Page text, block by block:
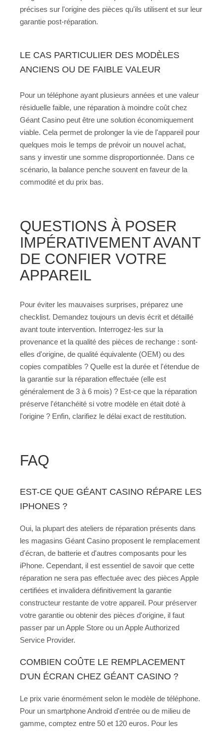
précises sur l'origine des pièces qu'ils utilisent et sur leur
garantie post-réparation.
LE CAS PARTICULIER DES MODÈLES
ANCIENS OU DE FAIBLE VALEUR
Pour un téléphone ayant plusieurs années et une valeur
résiduelle faible, une réparation à moindre coût chez
Géant Casino peut être une solution économiquement
viable. Cela permet de prolonger la vie de l'appareil pour
quelques mois le temps de prévoir un nouvel achat,
sans y investir une somme disproportionnée. Dans ce
scénario, la balance penche souvent en faveur de la
commodité et du prix bas.
QUESTIONS À POSER
IMPÉRATIVEMENT AVANT
DE CONFIER VOTRE
APPAREIL
Pour éviter les mauvaises surprises, préparez une
checklist. Demandez toujours un devis écrit et détaillé
avant toute intervention. Interrogez-les sur la
provenance et la qualité des pièces de rechange : sont-
elles d'origine, de qualité équivalente (OEM) ou des
copies compatibles ? Quelle est la durée et l'étendue de
la garantie sur la réparation effectuée (elle est
généralement de 3 à 6 mois) ? Est-ce que la réparation
préserve l'étanchéité si votre modèle en était doté à
l'origine ? Enfin, clarifiez le délai exact de restitution.
FAQ
EST-CE QUE GÉANT CASINO RÉPARE LES
IPHONES ?
Oui, la plupart des ateliers de réparation présents dans
les magasins Géant Casino proposent le remplacement
d'écran, de batterie et d'autres composants pour les
iPhone. Cependant, il est essentiel de savoir que cette
réparation ne sera pas effectuée avec des pièces Apple
certifiées et invalidera définitivement la garantie
constructeur restante de votre appareil. Pour préserver
votre garantie ou obtenir des pièces d'origine, il faut
passer par un Apple Store ou un Apple Authorized
Service Provider.
COMBIEN COÛTE LE REMPLACEMENT
D'UN ÉCRAN CHEZ GÉANT CASINO ?
Le prix varie énormément selon le modèle de téléphone.
Pour un smartphone Android d'entrée ou de milieu de
gamme, comptez entre 50 et 120 euros. Pour les